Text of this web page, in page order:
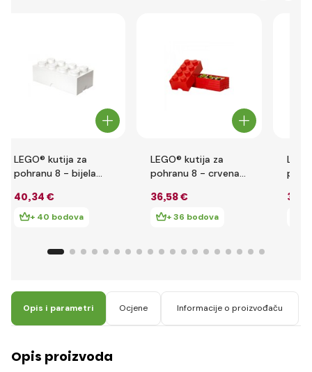
LEGO® kutija za
pohranu 8 - bijela
40,34 €
+ 40 bodova
LEGO® kutija za
pohranu 8 - crvena
36,58 €
+ 36 bodova
36
Opis i parametri Ocjene Informacije o proizvođaču
Opis proizvoda